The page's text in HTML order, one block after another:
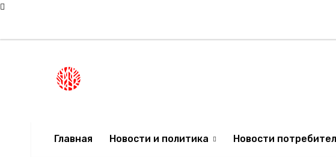
Главная Новости и политика Новости